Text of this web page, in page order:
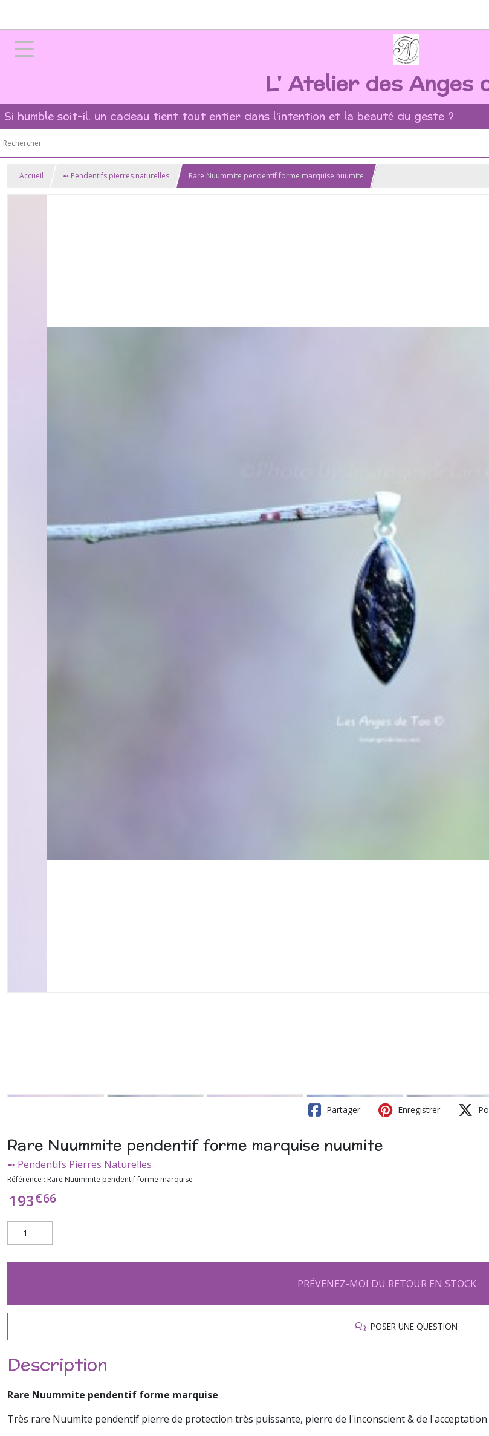
L' Atelier des Anges
Si humble soit-il, un cadeau tient tout entier dans l'intention et la beauté du geste ?
Accueil ➻ Pendentifs pierres naturelles Rare Nuummite pendentif forme marquise nuumite
Partager Enregistrer
Rare Nuummite pendentif forme marquise nuumite
➻ Pendentifs Pierres Naturelles
Référence : Rare Nuummite pendentif forme marquise
193€66
PRÉVENEZ-MOI DU RETOUR EN STOCK
POSER UNE QUESTION
Description
Rare Nuummite pendentif forme marquise
Très rare Nuumite pendentif pierre de protection très puissante, pierre de l'inconscient & de l'acceptation